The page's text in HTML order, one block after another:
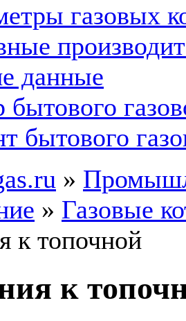
газовых
данные
бытового
бытового
»
» Газовые
к топочной
к